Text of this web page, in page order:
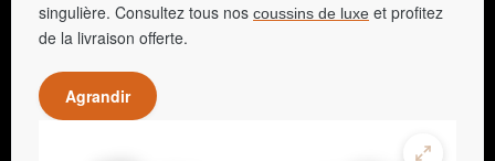
singulière. Consultez tous nos coussins de luxe et profitez
de la livraison offerte.
Agrandir